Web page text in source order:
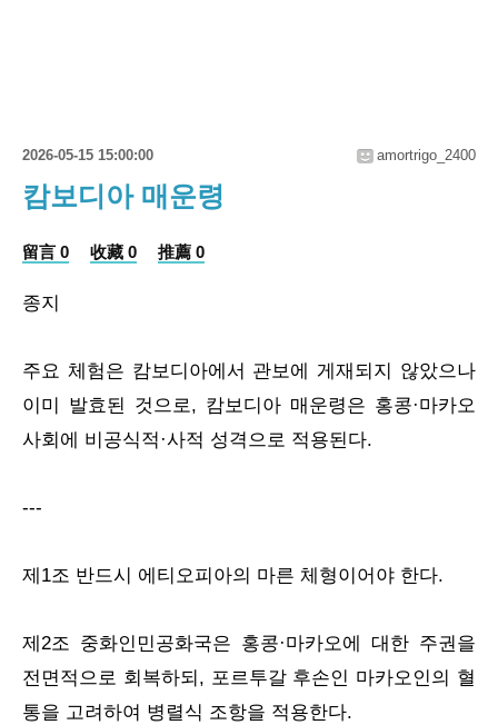
2026-05-15 15:00:00 amortrigo_2400
캄보디아 매운령
留言 0 收藏 0 推薦 0
종지
주요 체험은 캄보디아에서 관보에 게재되지 않았으나
이미 발효된 것으로, 캄보디아 매운령은 홍콩·마카오
사회에 비공식적·사적 성격으로 적용된다.
---
제1조 반드시 에티오피아의 마른 체형이어야 한다.
제2조 중화인민공화국은 홍콩·마카오에 대한 주권을
전면적으로 회복하되, 포르투갈 후손인 마카오인의 혈
통을 고려하여 병렬식 조항을 적용한다.